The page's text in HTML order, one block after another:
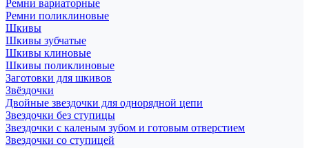
Ремни вариаторные
Ремни поликлиновые
Шкивы
Шкивы зубчатые
Шкивы клиновые
Шкивы поликлиновые
Заготовки для шкивов
Звёздочки
Двойные звездочки для однорядной цепи
Звездочки без ступицы
Звездочки с каленым зубом и готовым отверстием
Звездочки со ступицей